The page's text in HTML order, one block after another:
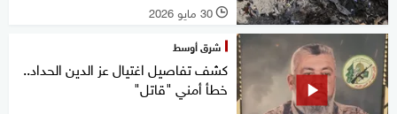
l 30 مايو 2026
شرق أوسط
كشف تفاصيل اغتيال عز الدين الحداد..
خطأ أمني "قاتل"